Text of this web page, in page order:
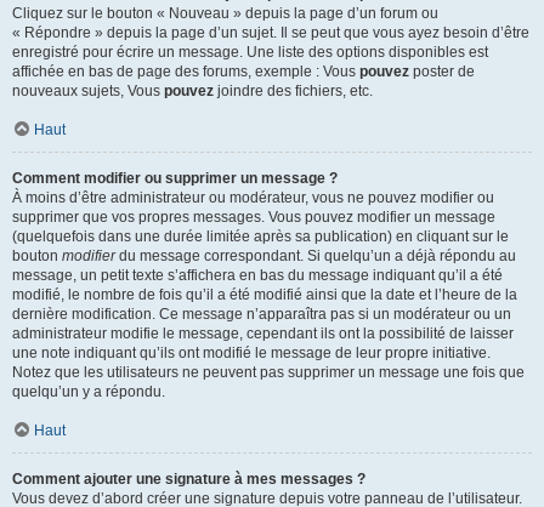
Cliquez sur le bouton « Nouveau » depuis la page d’un forum ou
« Répondre » depuis la page d’un sujet. Il se peut que vous ayez besoin d’être
enregistré pour écrire un message. Une liste des options disponibles est
affichée en bas de page des forums, exemple : Vous pouvez poster de
nouveaux sujets, Vous pouvez joindre des fichiers, etc.
Haut
Comment modifier ou supprimer un message ?
À moins d’être administrateur ou modérateur, vous ne pouvez modifier ou
supprimer que vos propres messages. Vous pouvez modifier un message
(quelquefois dans une durée limitée après sa publication) en cliquant sur le
bouton modifierdu message correspondant. Si quelqu’un a déjà répondu au
message, un petit texte s’affichera en bas du message indiquant qu’il a été
modifié, le nombre de fois qu’il a été modifié ainsi que la date et l’heure de la
dernière modification. Ce message n’apparaîtra pas si un modérateur ou un
administrateur modifie le message, cependant ils ont la possibilité de laisser
une note indiquant qu’ils ont modifié le message de leur propre initiative.
Notez que les utilisateurs ne peuvent pas supprimer un message une fois que
quelqu’un y a répondu.
Haut
Comment ajouter une signature à mes messages ?
Vous devez d’abord créer une signature depuis votre panneau de l’utilisateur.